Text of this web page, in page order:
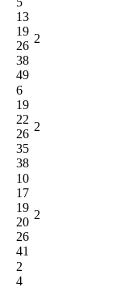
13
19
26
38
49
2
6
19
22
26
35
38
2
10
17
19
20
26
41
2
2
4